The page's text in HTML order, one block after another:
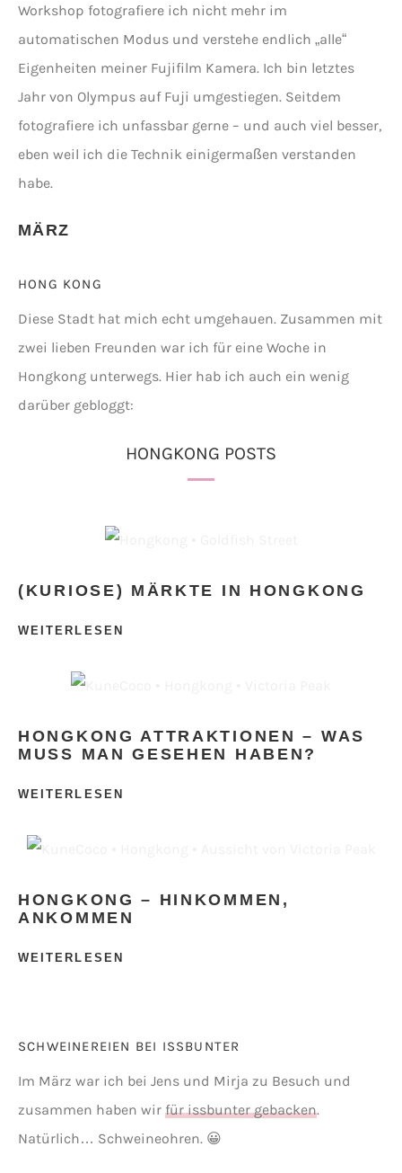
Workshop fotografiere ich nicht mehr im
automatischen Modus und verstehe endlich „alle“
Eigenheiten meiner Fujifilm Kamera. Ich bin letztes
Jahr von Olympus auf Fuji umgestiegen. Seitdem
fotografiere ich unfassbar gerne – und auch viel besser,
eben weil ich die Technik einigermaßen verstanden
habe.
MÄRZ
HONG KONG
Diese Stadt hat mich echt umgehauen. Zusammen mit
zwei lieben Freunden war ich für eine Woche in
Hongkong unterwegs. Hier hab ich auch ein wenig
darüber gebloggt:
HONGKONG POSTS
(KURIOSE) MÄRKTE IN HONGKONG
WEITERLESEN
HONGKONG ATTRAKTIONEN – WAS
MUSS MAN GESEHEN HABEN?
WEITERLESEN
HONGKONG – HINKOMMEN,
ANKOMMEN
WEITERLESEN
SCHWEINEREIEN BEI ISSBUNTER
Im März war ich bei Jens und Mirja zu Besuch und
zusammen haben wir für issbunter gebacken.
Natürlich… Schweineohren. 😀